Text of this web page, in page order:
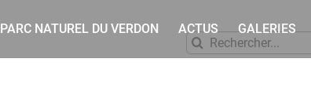
PARC NATUREL DU VERDON ACTUS GALERIES
Rechercher